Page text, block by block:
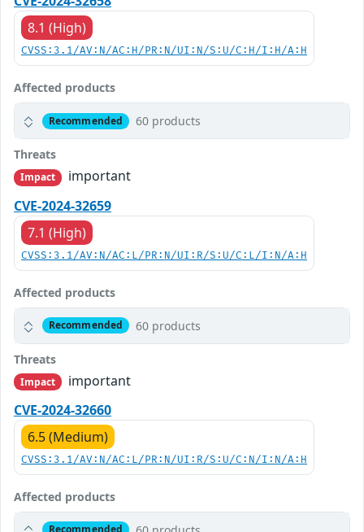
8.1 (High)
CVSS:3.1/AV:N/AC:H/PR:N/UI:N/S:U/C:H/I:H/A:H
Affected products
Recommended 60 products
Threats
Impact
important
CVE-2024-32659
7.1 (High)
CVSS:3.1/AV:N/AC:L/PR:N/UI:R/S:U/C:L/I:N/A:H
Affected products
Recommended 60 products
Threats
Impact
important
CVE-2024-32660
6.5 (Medium)
CVSS:3.1/AV:N/AC:L/PR:N/UI:R/S:U/C:N/I:N/A:H
Affected products